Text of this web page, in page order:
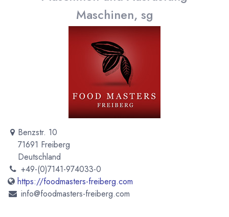
Maschinen, sg
Benzstr. 10
71691 Freiberg
Deutschland
+49-(0)7141-974033-0
https://foodmasters-freiberg.com
info@foodmasters-freiberg.com